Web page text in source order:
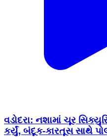
વડોદરા: નશામાં ચૂર
કર્યું, બંદૂક-કારતૂસ સાથે